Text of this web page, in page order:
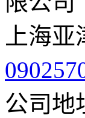
上海
公司地